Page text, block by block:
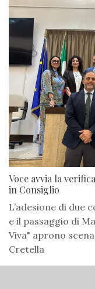
Voce avvia la
in Consiglio
L’adesione di due
e il passaggio di
Viva" aprono
Cretella